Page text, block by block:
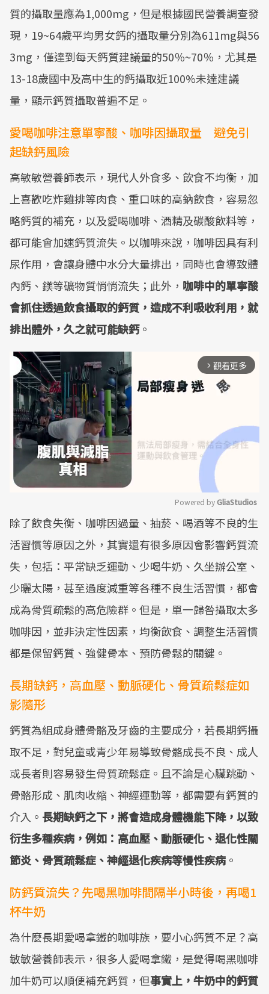
質的攝取量應為1,000mg，但是根據國民營養調查發
現，19~64歲平均男女鈣的攝取量分別為611mg與56
3mg，僅達到每天鈣質建議量的50％~70％，尤其是
13-18歲國中及高中生的鈣攝取近100%未達建議
量，顯示鈣質攝取普遍不足。
愛喝咖啡注意單寧酸、咖啡因攝取量 避免引
起缺鈣風險
高敏敏營養師表示，現代人外食多、飲食不均衡，加
上喜歡吃炸雞排等肉食、重口味的高鈉飲食，容易忽
略鈣質的補充，以及愛喝咖啡、酒精及碳酸飲料等，
都可能會加速鈣質流失。以咖啡來說，咖啡因具有利
尿作用，會讓身體中水分大量排出，同時也會導致體
內鈣、鎂等礦物質悄悄流失；此外， 咖啡中的單寧酸
會抓住透過飲食攝取的鈣質，造成不利吸收利用，就
排出體外，久之就可能缺鈣。
arrow_forward_ios 觀看更多
Mute
Powered by GliaStudios
除了飲食失衡、咖啡因過量、抽菸、喝酒等不良的生
活習慣等原因之外，其實還有很多原因會影響鈣質流
失，包括：平常缺乏運動、少喝牛奶、久坐辦公室、
少曬太陽，甚至過度減重等各種不良生活習慣，都會
成為骨質疏鬆的高危險群。但是，單一歸咎攝取太多
咖啡因，並非決定性因素，均衡飲食、調整生活習慣
都是保留鈣質、強健骨本、預防骨鬆的關鍵。
長期缺鈣，高血壓、動脈硬化、骨質疏鬆症如
影隨形
鈣質為組成身體骨骼及牙齒的主要成分，若長期鈣攝
取不足，對兒童或青少年易導致骨骼成長不良、成人
或長者則容易發生骨質疏鬆症。且不論是心臟跳動、
骨骼形成、肌肉收縮、神經運動等，都需要有鈣質的
介入。 長期缺鈣之下，將會造成身體機能下降，以致
衍生多種疾病，例如：高血壓、動脈硬化、退化性關
節炎、骨質疏鬆症、神經退化疾病等慢性疾病 。
防鈣質流失？先喝黑咖啡間隔半小時後，再喝1
杯牛奶
為什麼長期愛喝拿鐵的咖啡族，要小心鈣質不足？高
敏敏營養師表示，很多人愛喝拿鐵，是覺得喝黑咖啡
加牛奶可以順便補充鈣質，但事實上，牛奶中的鈣質